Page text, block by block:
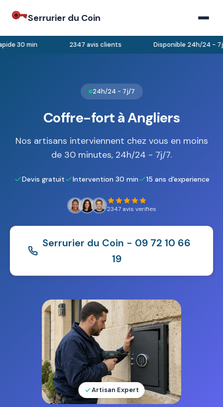
Serrurier du Coin
30 min 2347 avis clients Disponible 24h/24 - 7j/
24h/24 - 7j/7
Coffre-fort à Angliers
Nos artisans interviennent chez vous en moins
de 30 minutes, 24h/24 - 7j/7.
Devis gratuit Intervention 30 min 15 ans d'experience
2347 avis verifies
Serrurier du Coin - 09 72 10 66
19
Artisan Expert